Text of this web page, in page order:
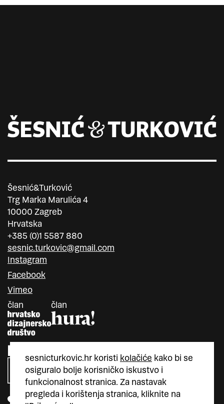
sesnicturkovic.hr koristi kolačiće kako bi se
osiguralo bolje korisničko iskustvo i
funkcionalnost stranica. Za nastavak
pregleda i korištenja stranica, kliknite na
Šesnić&Turković
Trg Marka Marulića 4
10000 Zagreb
Hrvatska
+385 (0)1 5587 880
sesnic.turkovic@gmail.com
Instagram
Facebook
Vimeo
član
član